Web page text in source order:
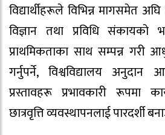
विद्यार्थीहरूले विभिन्न मागसमेत
विज्ञान तथा प्रविधि संकायको
प्राथमिकताका साथ सम्पन्न गरी
गर्नुपर्ने, विश्वविद्यालय
प्रस्तावहरू प्रभावकारी रूपमा
छात्रवृत्ति व्यवस्थापनलाई पारदर्शी